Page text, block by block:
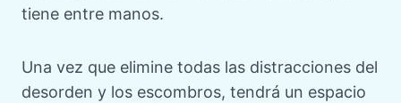
tiene entre manos.
Una vez que elimine todas las distracciones del
desorden y los escombros, tendrá un espacio